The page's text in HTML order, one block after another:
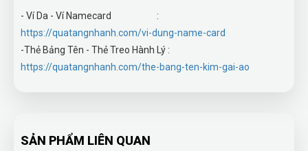
- Ví Da - Ví Namecard :
https://quatangnhanh.com/vi-dung-name-card
-Thẻ Bảng Tên - Thẻ Treo Hành Lý :
https://quatangnhanh.com/the-bang-ten-kim-gai-ao
SẢN PHẨM LIÊN QUAN